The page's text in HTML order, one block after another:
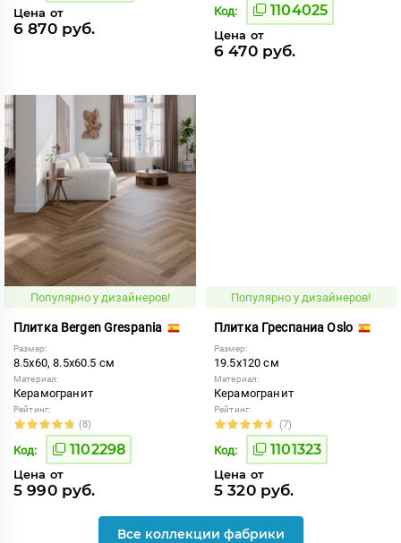
Цена от
6 870 руб.
Код: 1104025
Цена от
6 470 руб.
Популярно у дизайнеров!
Плитка Bergen Grespania
Размер:
8.5x60, 8.5x60.5 см
Материал:
Керамогранит
Рейтинг:
(8)
Код: 1102298
Цена от
5 990 руб.
Популярно у дизайнеров!
Плитка Греспаниа Oslo
Размер:
19.5x120 см
Материал:
Керамогранит
Рейтинг:
(7)
Код: 1101323
Цена от
5 320 руб.
Все коллекции фабрики